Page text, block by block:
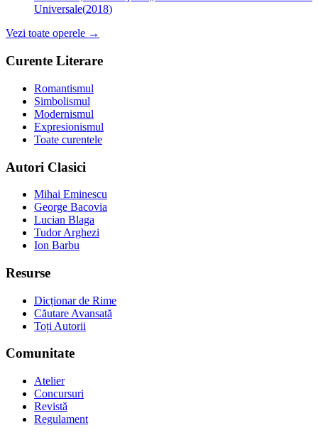
Universale(2018)
Vezi toate operele →
Curente Literare
Romantismul
Simbolismul
Modernismul
Expresionismul
Toate curentele
Autori Clasici
Mihai Eminescu
George Bacovia
Lucian Blaga
Tudor Arghezi
Ion Barbu
Resurse
Dicționar de Rime
Căutare Avansată
Toți Autorii
Comunitate
Atelier
Concursuri
Revistă
Regulament